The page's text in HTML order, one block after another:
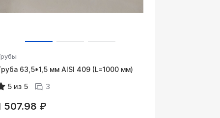
63,5*1,5 мм AISI 409 (L=1000 мм)
5 из 5 3
507.98 ₽